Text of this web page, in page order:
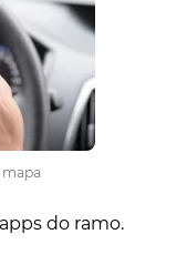
do ramo.